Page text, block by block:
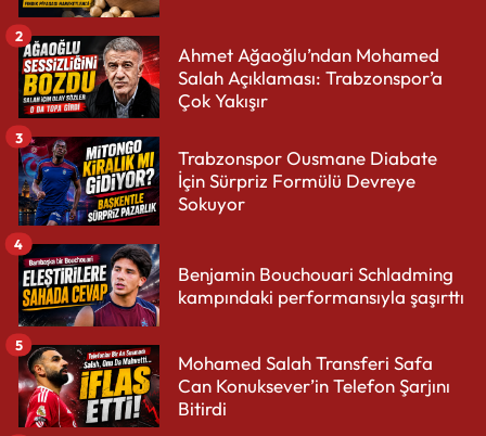
Ahmet Ağaoğlu’ndan Mohamed
Salah Açıklaması: Trabzonspor’a
Çok Yakışır
2
Trabzonspor Ousmane Diabate
İçin Sürpriz Formülü Devreye
Sokuyor
3
Benjamin Bouchouari Schladming
kampındaki performansıyla şaşırttı
4
Mohamed Salah Transferi Safa
Can Konuksever’in Telefon Şarjını
Bitirdi
5